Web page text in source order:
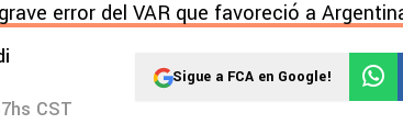
error del VAR que favoreció a
CST
Sigue a FCA en Google!